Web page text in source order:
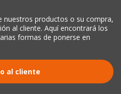
nuestros productos o su compra,
al cliente. Aquí encontrará los
formas de ponerse en
al cliente